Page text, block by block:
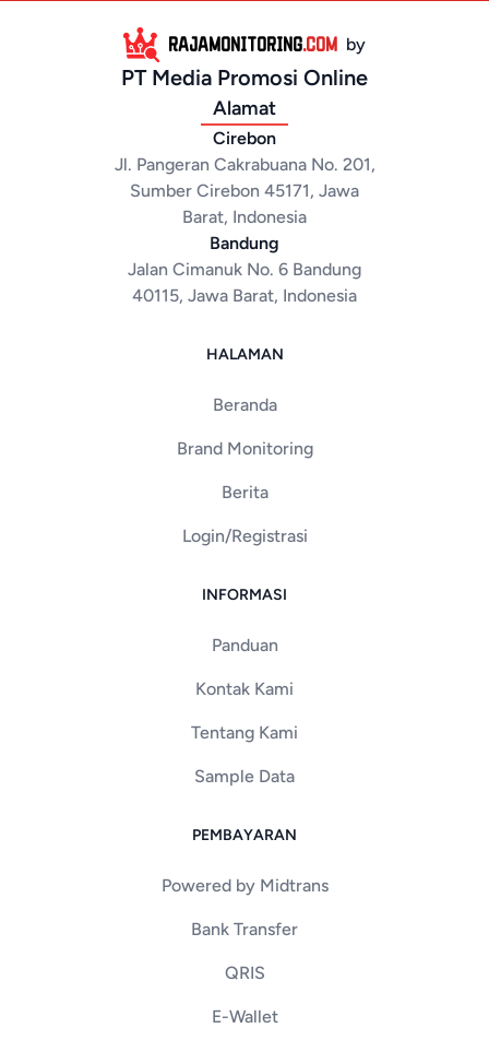
RAJAMONITORING.COM by
PT Media Promosi Online
Alamat
Cirebon
Jl. Pangeran Cakrabuana No. 201,
Sumber Cirebon 45171, Jawa
Barat, Indonesia
Bandung
Jalan Cimanuk No. 6 Bandung
40115, Jawa Barat, Indonesia
HALAMAN
Beranda
Brand Monitoring
Berita
Login/Registrasi
INFORMASI
Panduan
Kontak Kami
Tentang Kami
Sample Data
PEMBAYARAN
Powered by Midtrans
Bank Transfer
QRIS
E-Wallet